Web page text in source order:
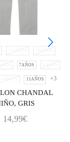
2-3AÑOS 10AÑOS
7AÑOS 8AÑOS
3-4 AÑOS 11AÑOS +3
CHANDAL
GRIS
14,99€